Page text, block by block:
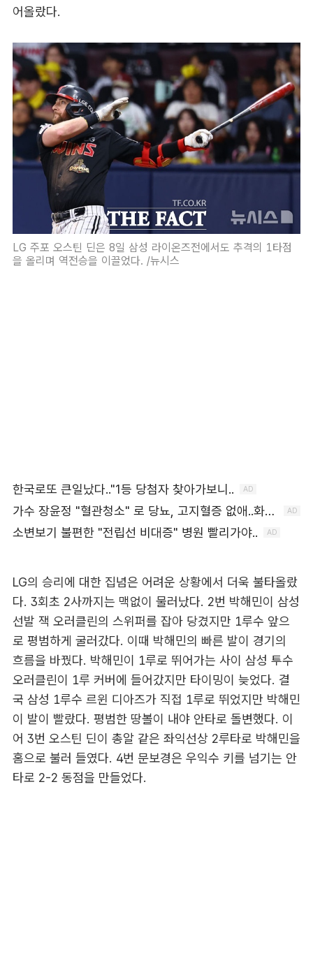
어올랐다.
LG 주포 오스틴 딘은 8일 삼성 라이온즈전에서도 추격의 1타점
을 올리며 역전승을 이끌었다. /뉴시스
LG의 승리에 대한 집념은 어려운 상황에서 더욱 불타올랐
다. 3회초 2사까지는 맥없이 물러났다. 2번 박해민이 삼성
선발 잭 오러클린의 스위퍼를 잡아 당겼지만 1루수 앞으
로 평범하게 굴러갔다. 이때 박해민의 빠른 발이 경기의
흐름을 바꿨다. 박해민이 1루로 뛰어가는 사이 삼성 투수
오러클린이 1루 커버에 들어갔지만 타이밍이 늦었다. 결
국 삼성 1루수 르윈 디아즈가 직접 1루로 뛰었지만 박해민
이 발이 빨랐다. 평범한 땅볼이 내야 안타로 돌변했다. 이
어 3번 오스틴 딘이 총알 같은 좌익선상 2루타로 박해민을
홈으로 불러 들였다. 4번 문보경은 우익수 키를 넘기는 안
타로 2-2 동점을 만들었다.